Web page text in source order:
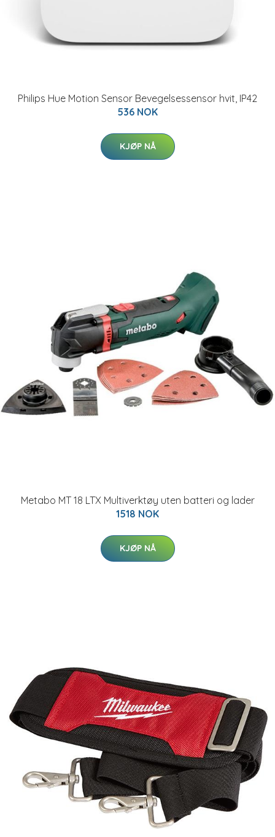
Philips Hue Motion Sensor Bevegelsessensor hvit, IP42
536 NOK
KJØP NÅ
Metabo MT 18 LTX Multiverktøy uten batteri og lader
1518 NOK
KJØP NÅ